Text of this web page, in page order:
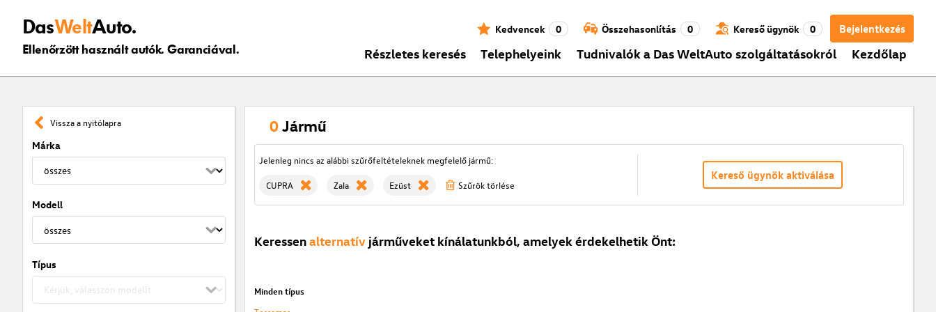
DasWeltAuto.
Ellenőrzött használt autók. Garanciával.
Bejelentkezés
Kedvencek 0 Összehasonlítás 0 Kereső ügynök 0
Részletes keresés Telephelyeink Tudnivalók a Das WeltAuto szolgáltatásokról Kezdőlap
Vissza a nyitólapra
Márka
Modell
Típus
0Jármű
Jelenleg nincs az alábbi szűrőfeltételeknek megfelelő jármű:
CUPRA Zala Ezüst Szűrök törlése
Kereső ügynök aktiválása
Keressenalternatív járműveket kínálatunkból, amelyek érdekelhetik Önt:
Minden típus